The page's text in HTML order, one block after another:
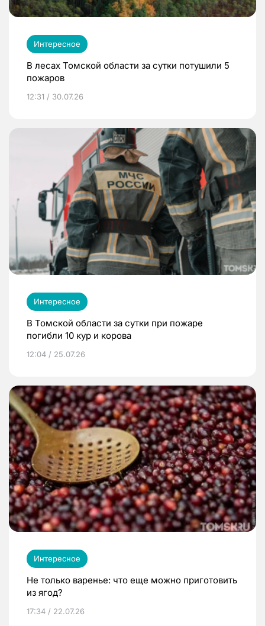
Интересное
В лесах Томской области за сутки потушили 5
пожаров
12:31 / 30.07.26
Интересное
В Томской области за сутки при пожаре
погибли 10 кур и корова
12:04 / 25.07.26
Интересное
Не только варенье: что еще можно приготовить
из ягод?
17:34 / 22.07.26